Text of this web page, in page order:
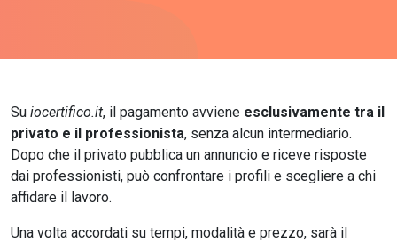
Su iocertifico.it, il pagamento avviene esclusivamente tra il
privato e il professionista, senza alcun intermediario.
Dopo che il privato pubblica un annuncio e riceve risposte
dai professionisti, può confrontare i profili e scegliere a chi
affidare il lavoro.
Una volta accordati su tempi, modalità e prezzo, sarà il